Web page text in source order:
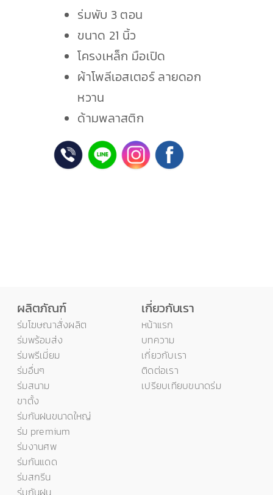
ร่มพับ 3 ตอน
ขนาด 21 นิ้ว
โครงเหล็ก มือเปิด
ผ้าโพลีเอสเตอร์ ลายดอก
หวาน
ด้ามพลาสติก
ผลิตภัณฑ์
ร่มโฆษณาสั่งผลิต
ร่มพร้อมส่ง
ร่มพรีเมี่ยม
ร่มอื่นๆ
ร่มสนาม
ขาตั้ง
ร่มกันฝนขนาดใหญ่
ร่ม premium
ร่มงานศพ
ร่มกันแดด
ร่มสกรีน
ร่มกันฝน
เกี่ยวกับเรา
หน้าแรก
บทความ
เกี่ยวกับเรา
ติดต่อเรา
เปรียบเทียบขนาดร่ม